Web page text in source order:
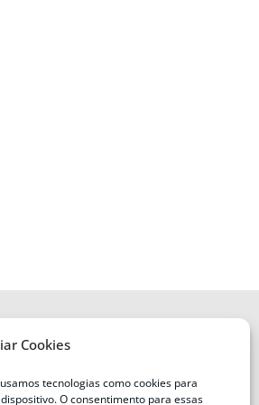
Cookies
tecnologias como cookies para
O consentimento para essas
de Santa